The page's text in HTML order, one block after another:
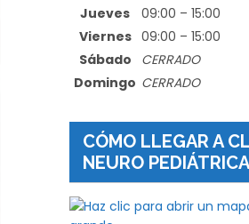
Jueves
09:00 – 15:00
Viernes 09:00 – 15:00
Sábado
CERRADO
Domingo CERRADO
CÓMO LLEGAR A
NEURO PEDIÁTRICA